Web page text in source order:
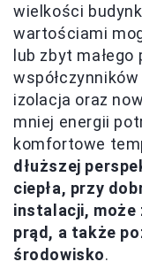
wielkości
wartościami
lub zbyt
izolacja oraz
mniej energii
komfortowe
dłuższej
ciepła, przy
instalacji, może
prąd, a także
środowisko.